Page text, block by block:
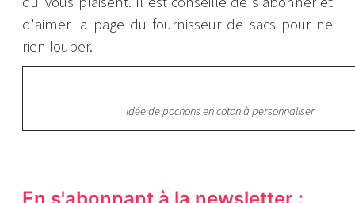
d'aimer la page du fournisseur de sacs pour ne
rien louper.
Idée de pochons en coton à personnaliser
En s'abonnant à la newsletter :